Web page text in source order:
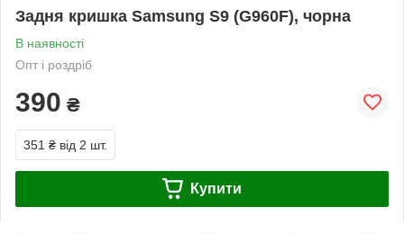
Задня кришка Samsung S9 (G960F), чорна
В наявності
Опт і роздріб
390 ₴
351 ₴ від 2 шт.
Купити